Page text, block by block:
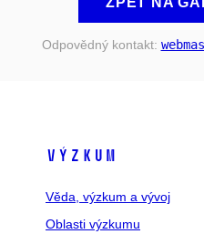
Odpovědný kontakt:
VÝZKUM
Věda, výzkum a vývoj
Oblasti výzkumu